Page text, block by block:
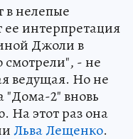
в нелепые
ее интерпретация
Джоли в
- не
ведущая. Но не
"Дома-2" вновь
На этот раз она
Льва Лещенко.